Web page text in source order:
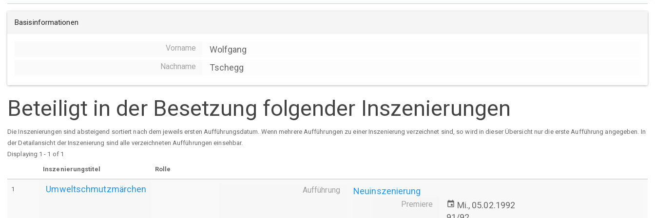
Basisinformationen
Vorname Wolfgang
Nachname Tschegg
Beteiligt in der Besetzung folgender Inszenierungen
Die Inszenierungen sind absteigend sortiert nach dem jeweils ersten Aufführungsdatum. Wenn mehrere Aufführungen zu einer Inszenierung verzeichnet sind, so wird in dieser Übersicht nur die erste Aufführung angegeben. In
der Detailansicht der Inszenierung sind alle verzeichneten Aufführungen einsehbar.
Displaying 1 - 1 of 1
Inszenierungstitel Rolle
1 Umweltschmutzmärchen Aufführung Neuinszenierung
Premiere event Mi., 05.02.1992